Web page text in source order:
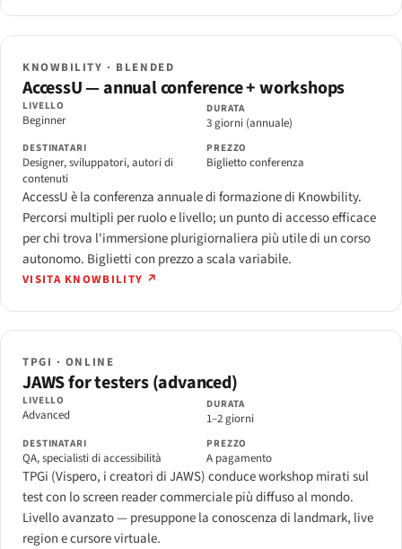
KNOWBILITY · BLENDED
AccessU — annual conference + workshops
LIVELLO
Beginner
DURATA
3 giorni (annuale)
DESTINATARI
Designer, sviluppatori, autori di
contenuti
PREZZO
Biglietto conferenza
AccessU è la conferenza annuale di formazione di Knowbility.
Percorsi multipli per ruolo e livello; un punto di accesso efficace
per chi trova l'immersione plurigiornaliera più utile di un corso
autonomo. Biglietti con prezzo a scala variabile.
VISITA KNOWBILITY ↗
TPGI · ONLINE
JAWS for testers (advanced)
LIVELLO
Advanced
DURATA
1–2 giorni
DESTINATARI
QA, specialisti di accessibilità
PREZZO
A pagamento
TPGi (Vispero, i creatori di JAWS) conduce workshop mirati sul
test con lo screen reader commerciale più diffuso al mondo.
Livello avanzato — presuppone la conoscenza di landmark, live
region e cursore virtuale.